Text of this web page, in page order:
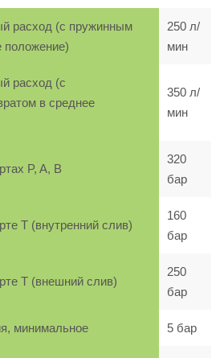
расход (с пружинным
положение)
250 л/
мин
расход (с
в среднее
350 л/
мин
P, A, B
320
бар
T (внутренний слив)
160
бар
T (внешний слив)
250
бар
минимальное 5 бар